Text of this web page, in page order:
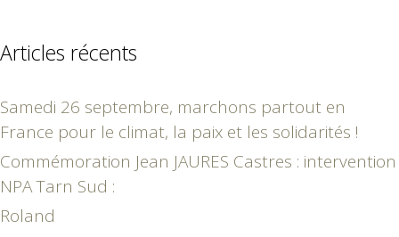
Articles récents
Samedi 26 septembre, marchons partout en
France pour le climat, la paix et les solidarités !
Commémoration Jean JAURES Castres : intervention
NPA Tarn Sud :
Roland